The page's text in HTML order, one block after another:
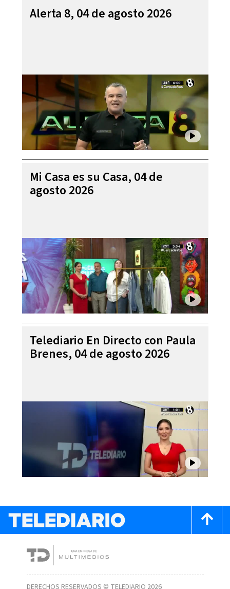
Alerta 8, 04 de agosto 2026
Mi Casa es su Casa, 04 de
agosto 2026
Telediario En Directo con Paula
Brenes, 04 de agosto 2026
DERECHOS RESERVADOS © TELEDIARIO 2026